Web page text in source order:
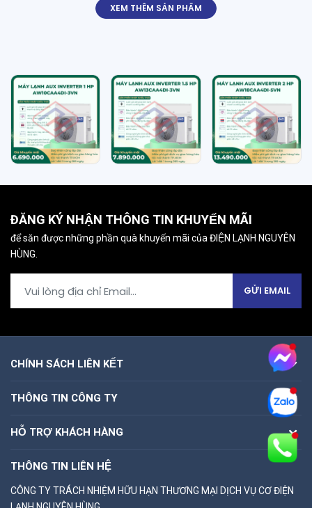
XEM THÊM SẢN PHẨM
ĐĂNG KÝ NHẬN THÔNG TIN KHUYẾN MÃI
để săn được những phần quà khuyến mãi của ĐIỆN LẠNH NGUYÊN
HÙNG.
GỬI EMAIL
CHÍNH SÁCH LIÊN KẾT
THÔNG TIN CÔNG TY
HỖ TRỢ KHÁCH HÀNG
THÔNG TIN LIÊN HỆ
CÔNG TY TRÁCH NHIỆM HỮU HẠN THƯƠNG MẠI DỊCH VỤ CƠ ĐIỆN